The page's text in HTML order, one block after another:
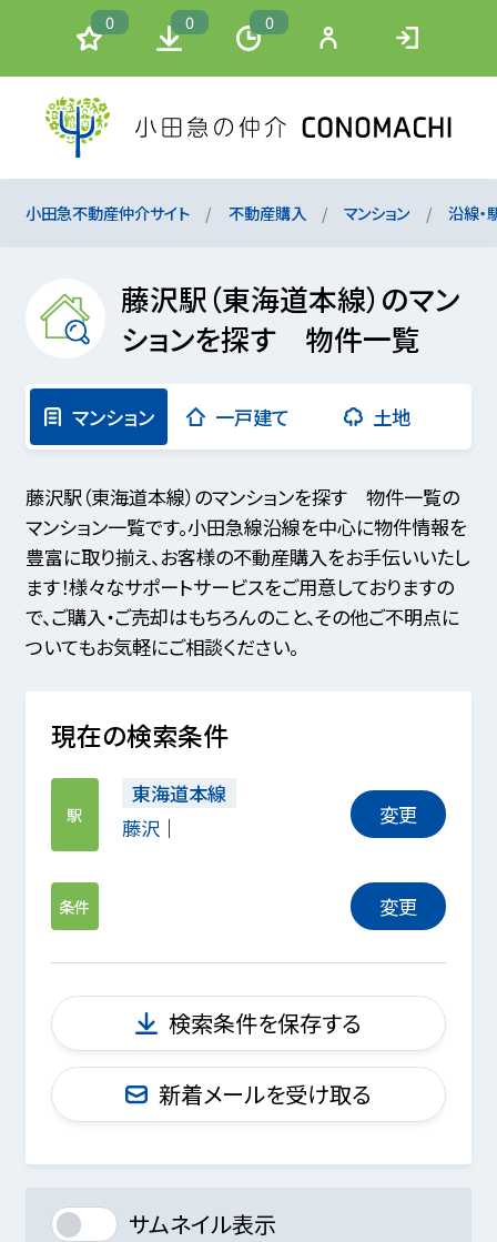
0 0 0
小田急不動産仲介サイト 不動産購入 マンション 沿線・
藤沢駅（東海道本線）のマン
ションを探す 物件一覧
マンション 一戸建て 土地
藤沢駅（東海道本線）のマンションを探す 物件一覧の
マンション一覧です。小田急線沿線を中心に物件情報を
豊富に取り揃え、お客様の不動産購入をお手伝いいたし
ます！様々なサポートサービスをご用意しておりますの
で、ご購入・ご売却はもちろんのこと、その他ご不明点に
ついてもお気軽にご相談ください。
現在の検索条件
駅
東海道本線
藤沢
変更
条件 変更
検索条件を保存する
新着メールを受け取る
サムネイル表示